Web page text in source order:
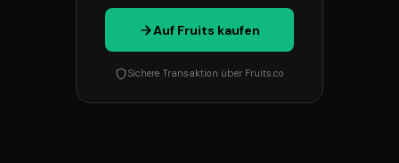
Auf Fruits kaufen
Sichere Transaktion über Fruits.co